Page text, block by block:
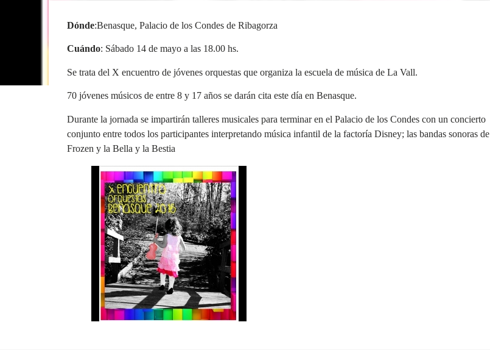
Dónde:Benasque, Palacio de los Condes de Ribagorza
Cuándo: Sábado 14 de mayo a las 18.00 hs.
Se trata del X encuentro de jóvenes orquestas que organiza la escuela de música de La Vall.
70 jóvenes músicos de entre 8 y 17 años se darán cita este día en Benasque.
Durante la jornada se impartirán talleres musicales para terminar en el Palacio de los Condes con un concierto
conjunto entre todos los participantes interpretando música infantil de la factoría Disney; las bandas sonoras de
Frozen y la Bella y la Bestia